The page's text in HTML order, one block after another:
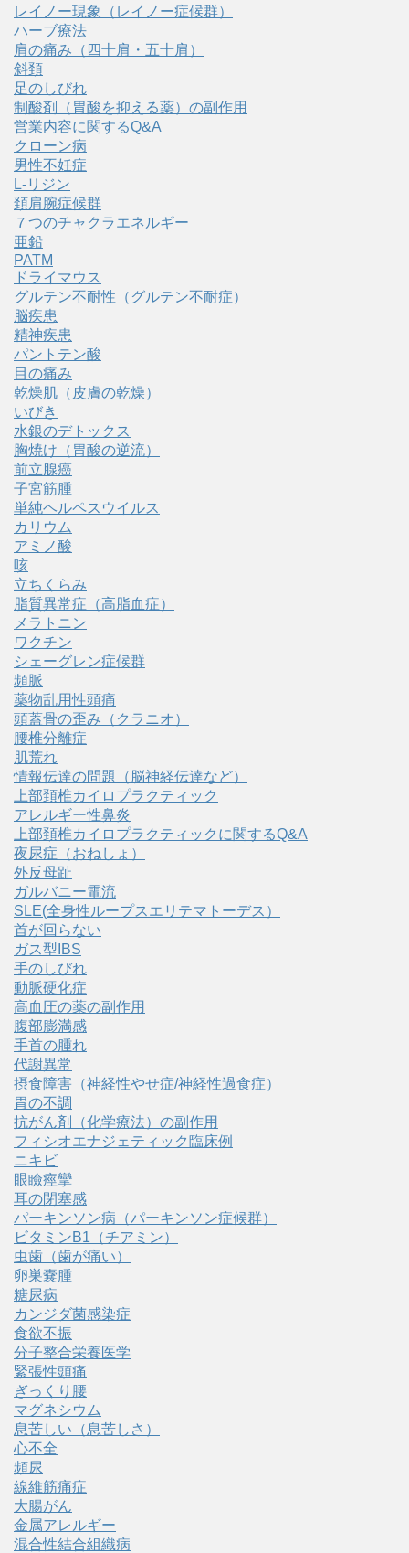
レイノー現象（レイノー症候群）
ハーブ療法
肩の痛み（四十肩・五十肩）
斜頚
足のしびれ
制酸剤（胃酸を抑える薬）の副作用
営業内容に関するQ&A
クローン病
男性不妊症
L-リジン
頚肩腕症候群
７つのチャクラエネルギー
亜鉛
PATM
ドライマウス
グルテン不耐性（グルテン不耐症）
脳疾患
精神疾患
パントテン酸
目の痛み
乾燥肌（皮膚の乾燥）
いびき
水銀のデトックス
胸焼け（胃酸の逆流）
前立腺癌
子宮筋腫
単純ヘルペスウイルス
カリウム
アミノ酸
咳
立ちくらみ
脂質異常症（高脂血症）
メラトニン
ワクチン
シェーグレン症候群
頻脈
薬物乱用性頭痛
頭蓋骨の歪み（クラニオ）
腰椎分離症
肌荒れ
情報伝達の問題（脳神経伝達など）
上部頚椎カイロプラクティック
アレルギー性鼻炎
上部頚椎カイロプラクティックに関するQ&A
夜尿症（おねしょ）
外反母趾
ガルバニー電流
SLE(全身性ループスエリテマトーデス）
首が回らない
ガス型IBS
手のしびれ
動脈硬化症
高血圧の薬の副作用
腹部膨満感
手首の腫れ
代謝異常
摂食障害（神経性やせ症/神経性過食症）
胃の不調
抗がん剤（化学療法）の副作用
フィシオエナジェティック臨床例
ニキビ
眼瞼痙攣
耳の閉塞感
パーキンソン病（パーキンソン症候群）
ビタミンB1（チアミン）
虫歯（歯が痛い）
卵巣嚢腫
糖尿病
カンジダ菌感染症
食欲不振
分子整合栄養医学
緊張性頭痛
ぎっくり腰
マグネシウム
息苦しい（息苦しさ）
心不全
頻尿
線維筋痛症
大腸がん
金属アレルギー
混合性結合組織病